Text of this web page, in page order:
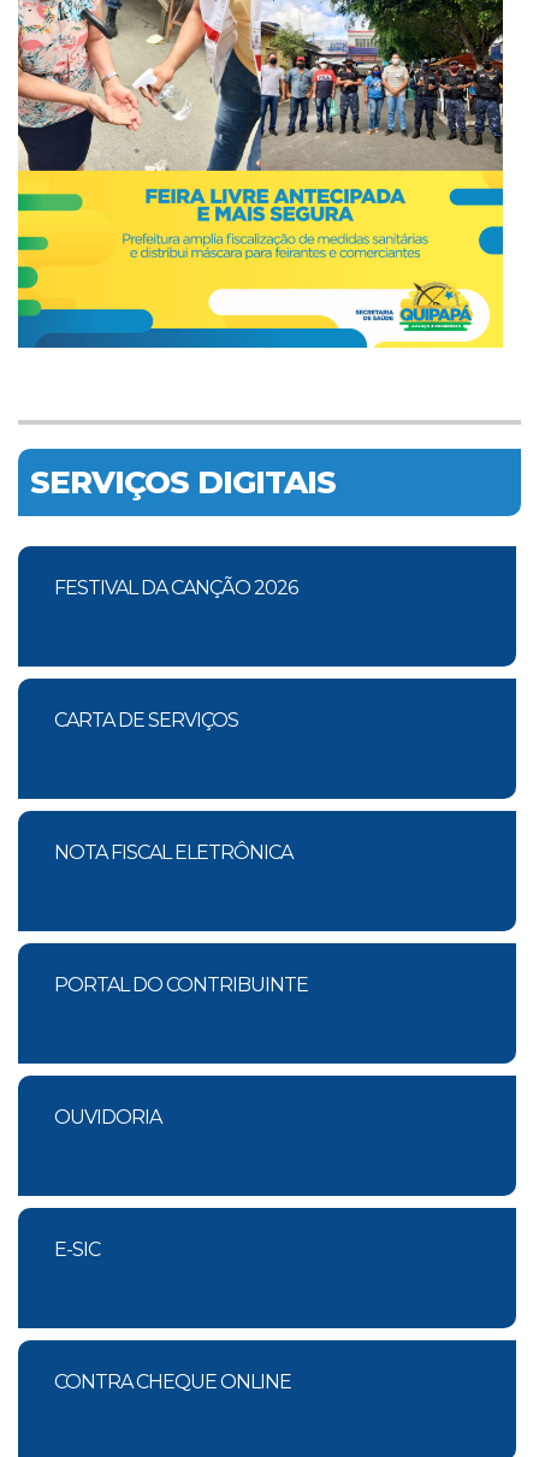
SERVIÇOS DIGITAIS
FESTIVAL DA CANÇÃO 2026
CARTA DE SERVIÇOS
NOTA FISCAL ELETRÔNICA
PORTAL DO CONTRIBUINTE
OUVIDORIA
E-SIC
CONTRA CHEQUE ONLINE